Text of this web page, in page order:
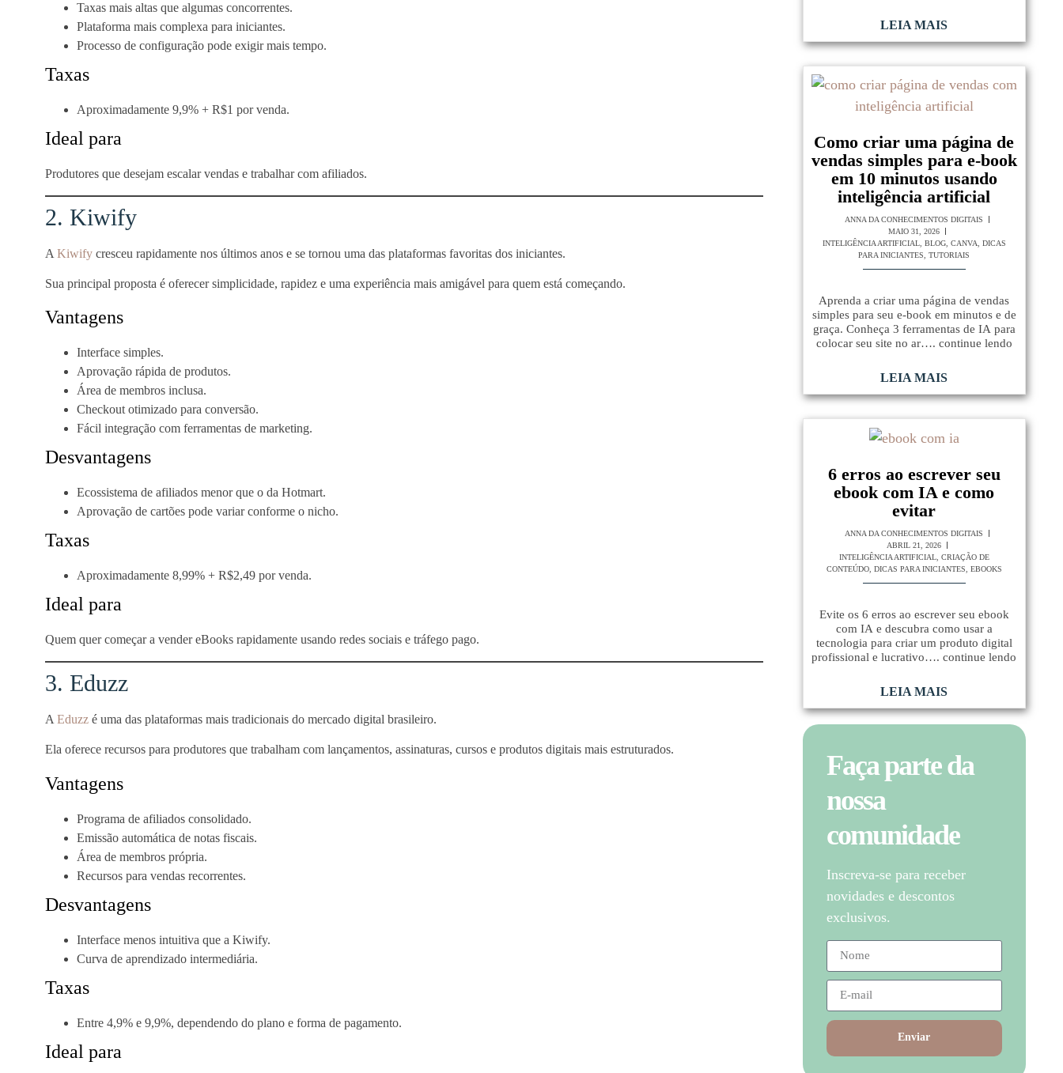
Taxas mais altas que algumas concorrentes.
Plataforma mais complexa para iniciantes.
Processo de configuração pode exigir mais tempo.
Taxas
Aproximadamente 9,9% + R$1 por venda.
Ideal para
Produtores que desejam escalar vendas e trabalhar com afiliados.
2. Kiwify
A Kiwify cresceu rapidamente nos últimos anos e se tornou uma das plataformas favoritas dos iniciantes.
Sua principal proposta é oferecer simplicidade, rapidez e uma experiência mais amigável para quem está começando.
Vantagens
Interface simples.
Aprovação rápida de produtos.
Área de membros inclusa.
Checkout otimizado para conversão.
Fácil integração com ferramentas de marketing.
Desvantagens
Ecossistema de afiliados menor que o da Hotmart.
Aprovação de cartões pode variar conforme o nicho.
Taxas
Aproximadamente 8,99% + R$2,49 por venda.
Ideal para
Quem quer começar a vender eBooks rapidamente usando redes sociais e tráfego pago.
3. Eduzz
A Eduzz é uma das plataformas mais tradicionais do mercado digital brasileiro.
Ela oferece recursos para produtores que trabalham com lançamentos, assinaturas, cursos e produtos digitais mais estruturados.
Vantagens
Programa de afiliados consolidado.
Emissão automática de notas fiscais.
Área de membros própria.
Recursos para vendas recorrentes.
Desvantagens
Interface menos intuitiva que a Kiwify.
Curva de aprendizado intermediária.
Taxas
Entre 4,9% e 9,9%, dependendo do plano e forma de pagamento.
Ideal para
LEIA MAIS
Como criar uma página de
vendas simples para e-book
em 10 minutos usando
inteligência artificial
ANNA DA CONHECIMENTOS DIGITAIS
MAIO 31, 2026
INTELIGÊNCIA ARTIFICIAL, BLOG, CANVA
DICAS
PARA INICIANTES
,TUTORIAIS
Aprenda a criar uma página de vendas
simples para seu e-book em minutos e de
graça. Conheça 3 ferramentas de IA para
colocar seu site no ar…. continue lendo
LEIA MAIS
6 erros ao escrever seu
ebook com IA e como
evitar
ANNA DA CONHECIMENTOS DIGITAIS
ABRIL 21, 2026
INTELIGÊNCIA ARTIFICIAL, CRIAÇÃO DE
CONTEÚDO, DICAS PARA INICIANTES EBOOKS
Evite os 6 erros ao escrever seu ebook
com IA e descubra como usar a
tecnologia para criar um produto digital
profissional e lucrativo…. continue lendo
LEIA MAIS
Faça parte da
nossa
comunidade
Inscreva-se para receber
novidades e descontos
exclusivos.
Enviar